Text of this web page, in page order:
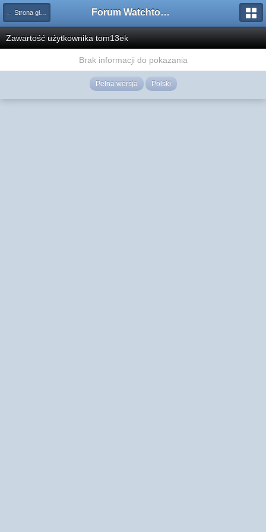
← Strona główna Forum Watchtower
Zawartość użytkownika tom13ek
Brak informacji do pokazania
Pełna wersja Polski